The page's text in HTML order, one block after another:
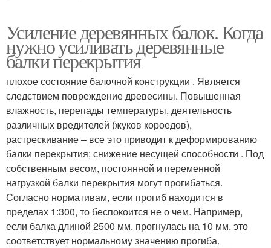
Усиление деревянных балок. Когда
нужно усиливать деревянные
балки перекрытия
плохое состояние балочной конструкции . Является
следствием повреждение древесины. Повышенная
влажность, перепады температуры, деятельность
различных вредителей (жуков короедов),
растрескивание – все это приводит к деформированию
балки перекрытия; снижение несущей способности . Под
собственным весом, постоянной и переменной
нагрузкой балки перекрытия могут прогибаться.
Согласно нормативам, если прогиб находится в
пределах 1:300, то беспокоится не о чем. Например,
если балка длиной 2500 мм. прогнулась на 10 мм. это
соответствует нормальному значению прогиба.